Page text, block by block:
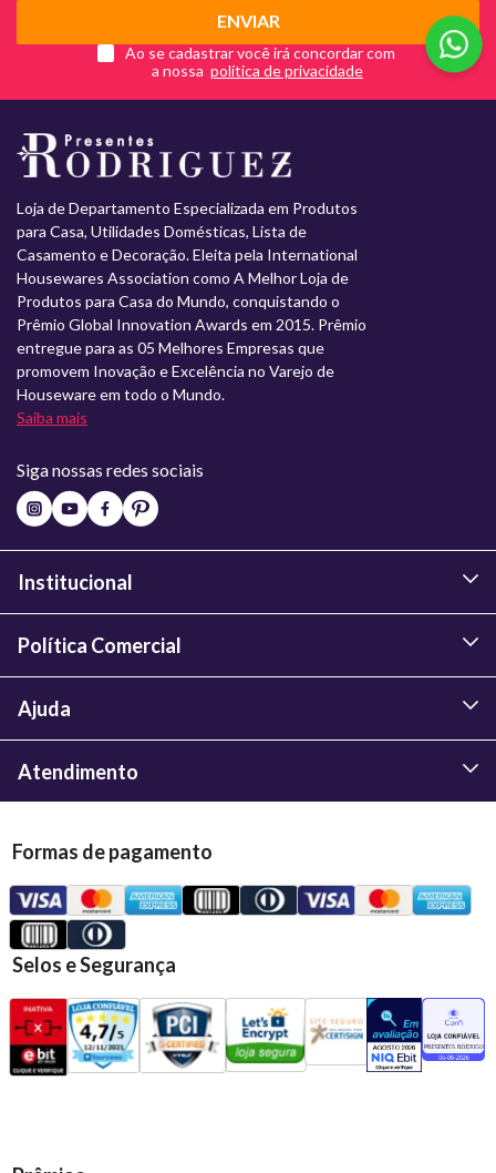
ENVIAR
Ao se cadastrar você irá concordar com
a nossa
Loja de Departamento Especializada em Produtos
para Casa, Utilidades Domésticas, Lista de
Casamento e Decoração. Eleita pela International
Housewares Association como A Melhor Loja de
Produtos para Casa do Mundo, conquistando o
Prêmio Global Innovation Awards em 2015. Prêmio
entregue para as 05 Melhores Empresas que
promovem Inovação e Excelência no Varejo de
Houseware em todo o Mundo.
Saiba mais
Siga nossas redes sociais
Institucional
Política Comercial
Ajuda
Atendimento
Formas de pagamento
Selos e Segurança